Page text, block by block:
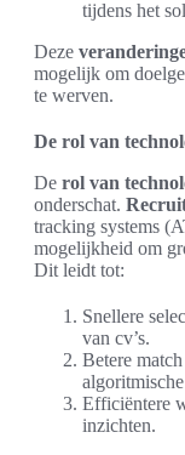
tijdens het
Deze
mogelijk om
te werven.
De rol van
De rol van
onderschat.
tracking systems
mogelijkheid om
Dit leidt tot:
Snellere
van cv’s.
Betere
Efficiëntere
inzichten.